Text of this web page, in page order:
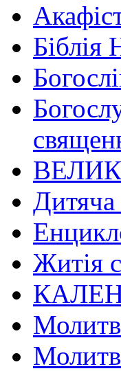
Біблія
Дитяча
Житія